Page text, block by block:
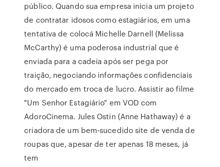
público. Quando sua empresa inicia um projeto
de contratar idosos como estagiários, em uma
tentativa de colocá Michelle Darnell (Melissa
McCarthy) é uma poderosa industrial que é
enviada para a cadeia após ser pega por
traição, negociando informações confidenciais
do mercado em troca de lucro. Assistir ao filme
"Um Senhor Estagiário" em VOD com
AdoroCinema. Jules Ostin (Anne Hathaway) é a
criadora de um bem-sucedido site de venda de
roupas que, apesar de ter apenas 18 meses, já
tem